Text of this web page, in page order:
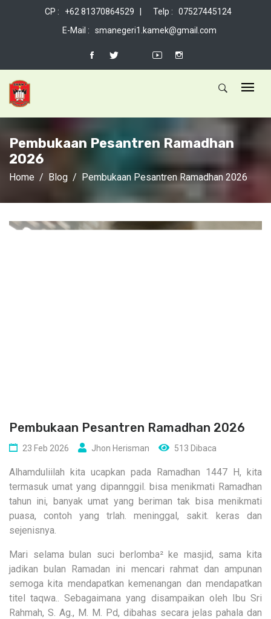
CP : +62 81370864529 |
Telp : 07527445124
E-Mail : smanegeri1.kamek@gmail.com
Pembukaan Pesantren Ramadhan
2026
Home Blog Pembukaan Pesantren Ramadhan 2026
Pembukaan Pesantren Ramadhan 2026
23 Feb 2026 Jhon Herisman 513 Dibaca
Alhamduliilah kita ucapkan pada Ramadhan 1447 H, kita
termasuk umat yang dipannggil. bisa menikmati Ramadhan
tahun ini, banyak umat yang beriman tak bisa menikmati
puasa, contoh yang trlah. meninggal, sakit. keras dan
sejenisnya.
Mari selama bulan suci berlomba² ke masjid, sama kita
jadikan bulan Ramadan ini mencari rahmat dan ampunan
semoga kita mendapatkan kemenangan dan mendapatkan
titel taqwa.. Sebagaimana yang disampaikan oleh Ibu Sri
Rahmah, S. Ag., M. M. Pd, dibahas secara jelas pahala dan